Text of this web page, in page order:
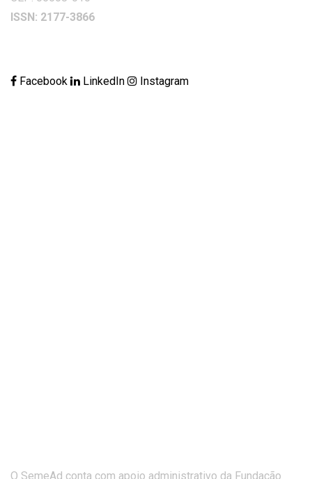
ISSN: 2177-3866
Facebook LinkedIn Instagram
O SemeAd conta com apoio administrativo da Fundação